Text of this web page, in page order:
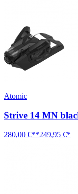
Atomic
Strive 14 MN
280,00 €**249,95 €*